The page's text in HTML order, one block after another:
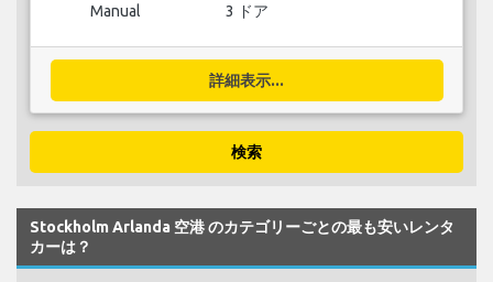
Manual 3 ドア
詳細表示...
検索
Stockholm Arlanda 空港 のカテゴリーごとの最も安いレンタ
カーは？